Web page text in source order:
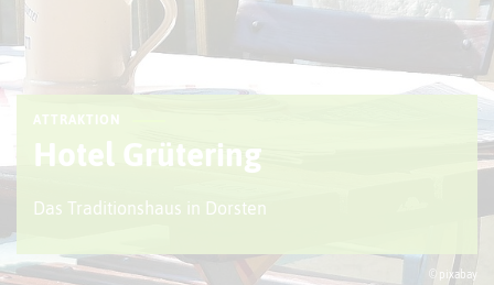
© pixabay
ATTRAKTION
Hotel Grütering
Das Traditionshaus in Dorsten